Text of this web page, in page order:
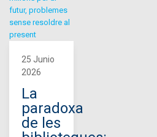
25 Junio
2026
La
paradoxa
de les